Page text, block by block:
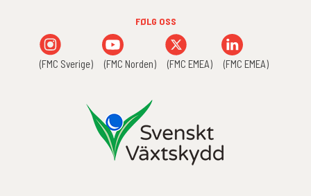
FØLG OSS
(FMC Sverige) (FMC Norden) (FMC EMEA) (FMC EMEA)